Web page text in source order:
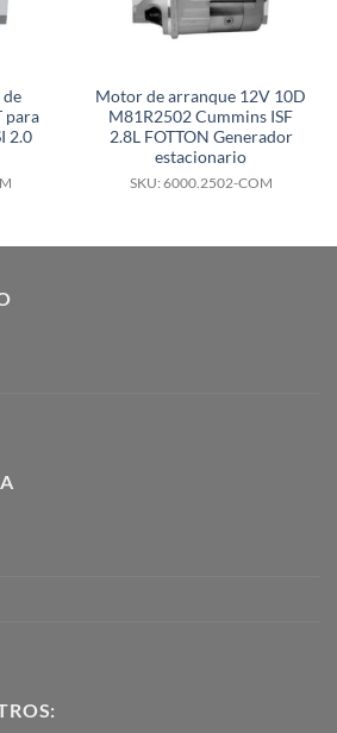
para
2.0
Motor de arranque 12V 10D
M81R2502 Cummins ISF
2.8L FOTTON Generador
estacionario
SKU: 6000.2502-COM